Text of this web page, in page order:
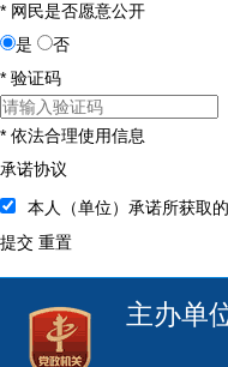
* 网民是否愿意公开
是
否
* 验证码
* 依法合理使用信息
承诺协议
本人（单位）承诺所获取
提交 重置
主办单